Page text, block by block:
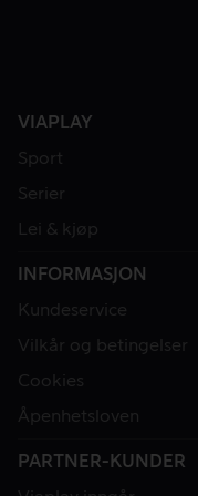
VIAPLAY
Sport
Serier
Lei & kjøp
INFORMASJON
Kundeservice
Vilkår og betingelser
Cookies
Åpenhetsloven
PARTNER-KUNDER